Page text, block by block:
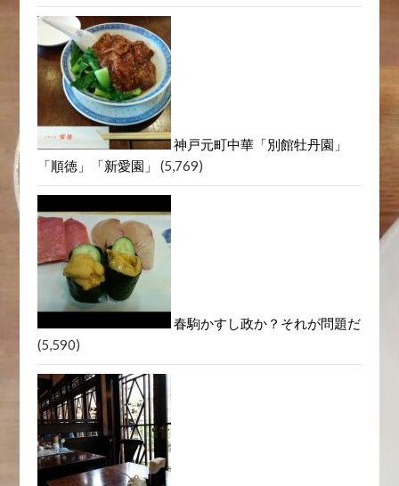
神戸元町中華「別館牡丹園」
「順徳」「新愛園」
(5,769)
春駒かすし政か？それが問題だ
(5,590)